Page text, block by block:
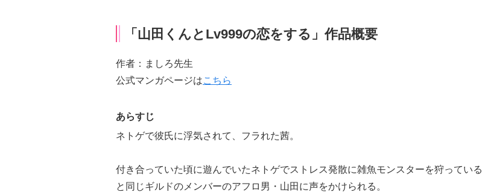
「山田くんとLv999の恋をする」作品概要
作者：ましろ先生
公式マンガページはこちら
あらすじ
ネトゲで彼氏に浮気されて、フラれた茜。
付き合っていた頃に遊んでいたネトゲでストレス発散に雑魚モンスターを狩っている
と同じギルドのメンバーのアフロ男・山田に声をかけられる。